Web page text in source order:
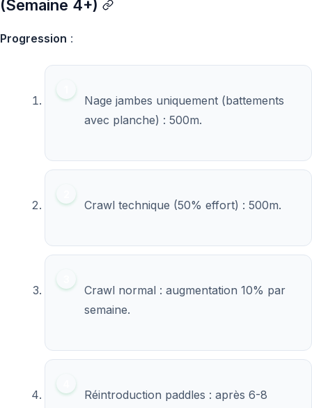
(Semaine 4+)
Progression :
Nage jambes uniquement (battements
avec planche) : 500m.
Crawl technique (50% effort) : 500m.
Crawl normal : augmentation 10% par
semaine.
Réintroduction paddles : après 6-8